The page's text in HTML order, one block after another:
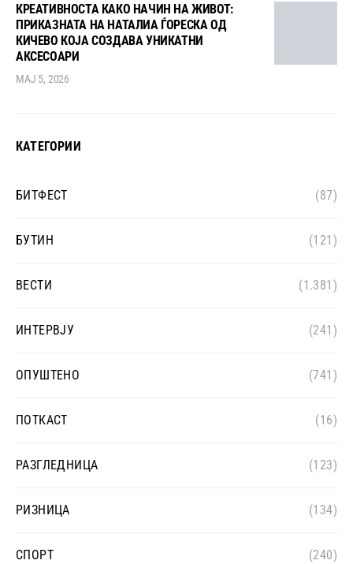
КРЕАТИВНОСТА КАКО НАЧИН НА ЖИВОТ:
ПРИКАЗНАТА НА НАТАЛИА ЃОРЕСКА ОД
КИЧЕВО КОЈА СОЗДАВА УНИКАТНИ
АКСЕСОАРИ
МАЈ 5, 2026
КАТЕГОРИИ
БИТФЕСТ (87)
БУТИН (121)
ВЕСТИ (1.381)
ИНТЕРВЈУ (241)
ОПУШТЕНО (741)
ПОТКАСТ (16)
РАЗГЛЕДНИЦА (123)
РИЗНИЦА (134)
СПОРТ (240)